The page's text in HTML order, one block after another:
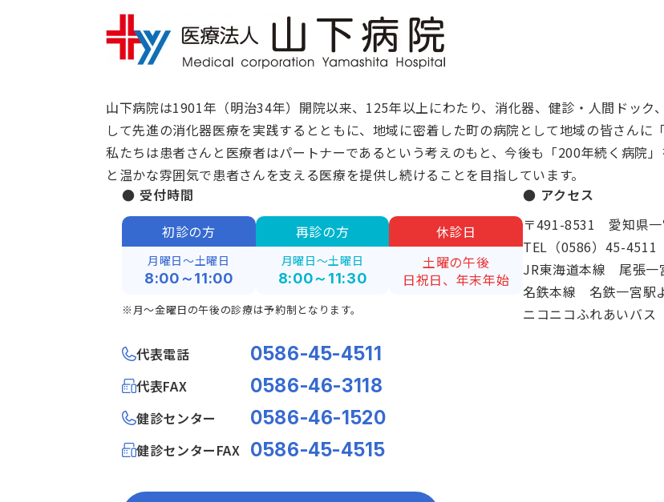
山下病院は1901年（明治34年）開院以来、125年以上にわたり、消化器、健診・人間ドック
して先進の消化器医療を実践するとともに、地域に密着した町の病院として地域の皆さんに
私たちは患者さんと医療者はパートナーであるという考えのもと、今後も「200年続く病院
と温かな雰囲気で患者さんを支える医療を提供し続けることを目指しています。
● 受付時間
初診の方
月曜日～土曜日
8:00～11:00
再診の方
月曜日～土曜日
8:00～11:30
休診日
土曜の午後
日祝日、年末年始
※月～金曜日の午後の診療は予約制となります。
代表電話 0586-45-4511
代表FAX 0586-46-3118
健診センター 0586-46-1520
健診センターFAX 0586-45-4515
● アクセス
〒491-8531 愛知県一
TEL（0586）45-
JR東海道本線 尾張
名鉄本線 名鉄一宮駅
ニコニコふれあいバ